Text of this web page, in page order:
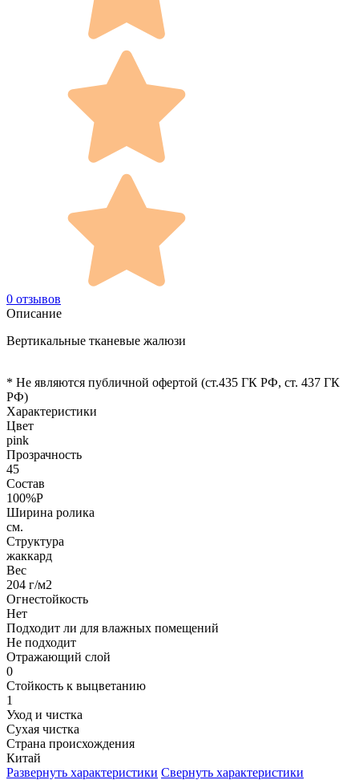
0 отзывов
Описание
Вертикальные тканевые жалюзи
* Не являются публичной офертой (ст.435 ГК РФ, cт. 437 ГК
РФ)
Характеристики
Цвет
pink
Прозрачность
45
Состав
100%P
Ширина ролика
см.
Структура
жаккард
Вес
204 г/м2
Огнестойкость
Нет
Подходит ли для влажных помещений
Не подходит
Отражающий слой
0
Стойкость к выцветанию
1
Уход и чистка
Сухая чистка
Страна происхождения
Китай
Развернуть характеристики Свернуть характеристики